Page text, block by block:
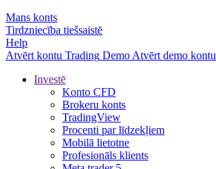
Mans konts
Tirdzniecība tiešsaistē
Help
Atvērt kontu Trading Demo Atvērt demo kontu
Investē
Konto CFD
Brokeru konts
TradingView
Procenti par līdzekļiem
Mobilā lietotne
Profesionāls klients